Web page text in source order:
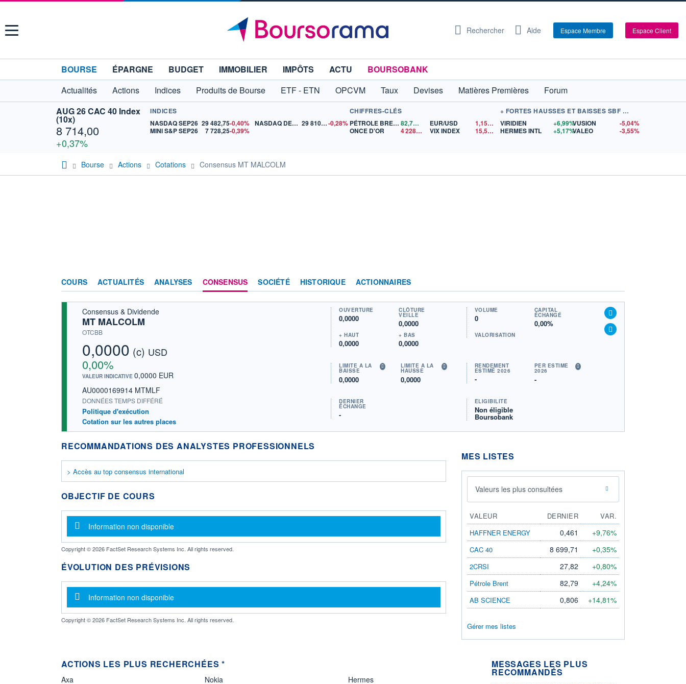
Menu Rechercher Aide Espace Membre Espace Client
BOURSE ÉPARGNE BUDGET IMMOBILIER IMPÔTS ACTU
BOURSOBANK
Actualités
Actions Indices Produits de Bourse ETF - ETN OPCVM Taux Devises Matières Premières
Forum
AUG 26 CAC 40 Index
(10x)
8 714,00
+0,37%
INDICES
NASDAQ SEP26 29 482,75-0,40%
MINI S&P SEP26
7 728,25-0,39%
NASDAQ DEC26 29 810,75-0,28%
CHIFFRES-CLÉS
PÉTROLE BRENT
82,79$US
ONCE D'OR
4 228,35 $US
EUR/USD 1,1519
$US
VIX INDEX
15,55$US
+ FORTES HAUSSES ET BAISSES SBF 120
VIRIDIEN
+6,99%
HERMES INTL
+5,17%
VUSION
-5,04%
VALEO
-3,55%
Bourse Actions Cotations Consensus MT MALCOLM
COURS ACTUALITÉS ANALYSES CONSENSUS SOCIÉTÉ HISTORIQUE ACTIONNAIRES
Consensus & Dividende
MT MALCOLM
OTCBB
0,0000 (c) USD
0,00%
VALEUR INDICATIVE 0,0000 EUR
AU0000169914 MTMLF
DONNÉES TEMPS DIFFÉRÉ
Politique d'exécution
Cotation sur les autres places
OUVERTURE
0,0000
CLÔTURE
VEILLE
0,0000
+ HAUT
0,0000
+ BAS
0,0000
VOLUME
0
CAPITAL
ÉCHANGÉ
0,00%
VALORISATION
LIMITE À LA
BAISSE
0,0000
LIMITE À LA
HAUSSE
0,0000
RENDEMENT
ESTIMÉ 2026
-
PER ESTIMÉ
2026
-
DERNIER
ÉCHANGE
-
ÉLIGIBILITÉ
Non éligible
Boursobank
RECOMMANDATIONS DES ANALYSTES PROFESSIONNELS
> Accès au top consensus international
OBJECTIF DE COURS
Message d'information
Information non disponible
Copyright © 2026 FactSet Research Systems Inc. All rights reserved.
ÉVOLUTION DES PRÉVISIONS
Message d'information
Information non disponible
Copyright © 2026 FactSet Research Systems Inc. All rights reserved.
MES LISTES
Valeurs les plus consultées
VALEUR DERNIER
VAR.
HAFFNER ENERGY
0,461 +9,76%
CAC 40 8 699,71 +0,35%
2CRSI 27,82 +0,80%
Pétrole Brent 82,79 +4,24%
AB SCIENCE 0,806 +14,81%
Gérer mes listes
ACTIONS LES PLUS RECHERCHÉES *
Axa
Nokia
Hermes
MESSAGES LES PLUS
RECOMMANDÉS